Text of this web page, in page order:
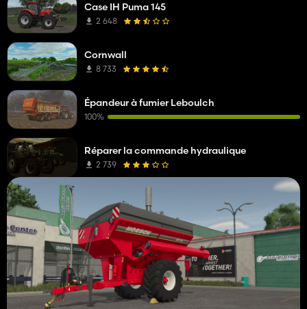
Case IH Puma 145
2 648
Cornwall
8 733
Épandeur à fumier Leboulch
100%
Réparer la commande hydraulique
2 739